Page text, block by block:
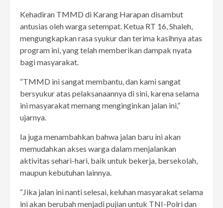
Kehadiran TMMD di Karang Harapan disambut
antusias oleh warga setempat. Ketua RT 16, Shaleh,
mengungkapkan rasa syukur dan terima kasihnya atas
program ini, yang telah memberikan dampak nyata
bagi masyarakat.
“TMMD ini sangat membantu, dan kami sangat
bersyukur atas pelaksanaannya di sini, karena selama
ini masyarakat memang menginginkan jalan ini,”
ujarnya.
Ia juga menambahkan bahwa jalan baru ini akan
memudahkan akses warga dalam menjalankan
aktivitas sehari-hari, baik untuk bekerja, bersekolah,
maupun kebutuhan lainnya.
“Jika jalan ini nanti selesai, keluhan masyarakat selama
ini akan berubah menjadi pujian untuk TNI-Polri dan